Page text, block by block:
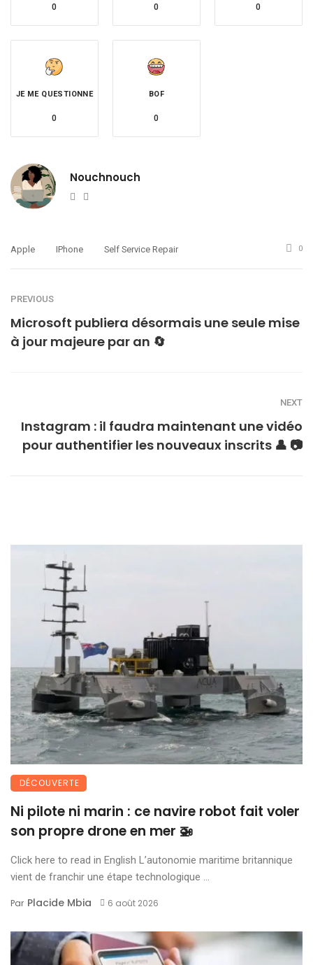
0 0 0
JE ME QUESTIONNE
0
BOF
0
Nouchnouch
Website
Apple IPhone Self Service Repair 0
PREVIOUS
Microsoft publiera désormais une seule mise
à jour majeure par an 🔄
NEXT
Instagram : il faudra maintenant une vidéo
pour authentifier les nouveaux inscrits 👤 📷
DÉCOUVERTE
Ni pilote ni marin : ce navire robot fait voler
son propre drone en mer 🚁
Click here to read in English L’autonomie maritime britannique
vient de franchir une étape technologique ...
Par Placide Mbia 6 août 2026